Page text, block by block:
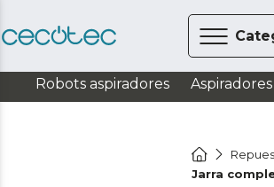
Robots aspiradores
Jarra